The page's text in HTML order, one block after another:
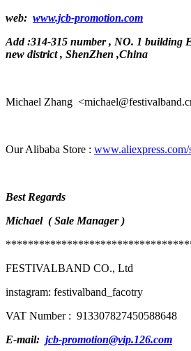
web: www.jcb-promotion.com
Add :314-315 number , NO. 1 building
new district , ShenZhen ,China
Michael Zhang
Our Alibaba Store :
Best Regards
Michael (Sale Manager )
FESTIVALBAND CO., Ltd
instagram: festivalband_facotry
VAT Number : 913307827450588648
E-mail: jcb-promotion@vip.126.com